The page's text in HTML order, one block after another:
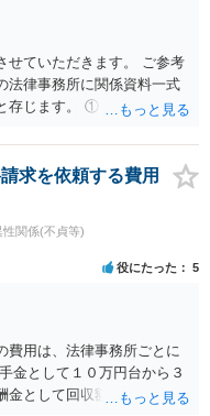
せていただきます。 ご参考
法律事務所に関係資料一式
存じます。 ① このLINEの
０万円の貸付に至るまでの
えて、関係を清算するため
と考えます。 ② 「今後一
LINEや誓約書は、裁判上
りや誓約書の具体的内容
、一定の証拠価値はある
０万円は不当利得（受け
として返還請求されてい
ないかと存じます。 ④ 私
借金が既に約100万あり。
一括で220万円を支払う事は
求を依頼する費用
性関係(不貞等)
役にたった 5
費用は、法律事務所ごとに
金として１０万円台から３
金として回収額の１０％か